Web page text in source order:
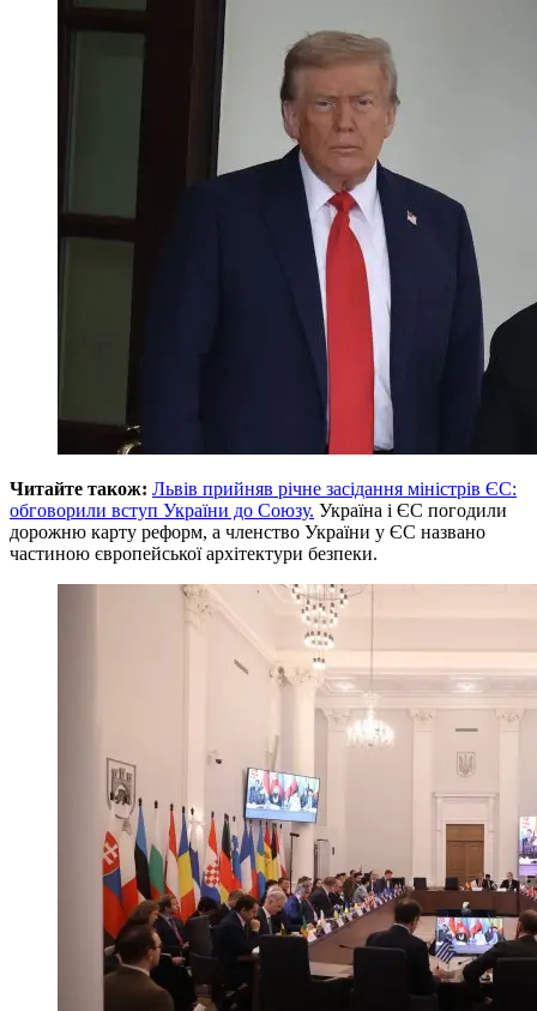
Читайте також: Львів прийняв річне засідання міністрів ЄС:
обговорили вступ України до Союзу. Україна і ЄС погодили
дорожню карту реформ, а членство України у ЄС названо
частиною європейської архітектури безпеки.